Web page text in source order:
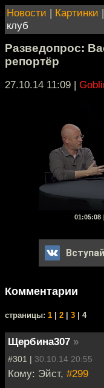
Новости | Картинки |
клуб
Разведопрос:
репортёр
27.10.14 11:09 |
01:05:08
Комментарии
cтраницы: 1 2 3 | 4
Щербина307 »
#301 | 30.10.14 20:55
Кому: Эйст, #299